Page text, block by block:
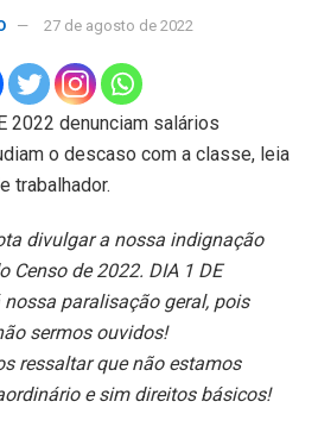
27 de agosto de 2022
2022 denunciam salários
o descaso com a classe, leia
trabalhador.
divulgar a nossa indignação
Censo de 2022. DIA 1 DE
nossa paralisação geral, pois
sermos ouvidos!
ressaltar que não estamos
e sim direitos básicos!